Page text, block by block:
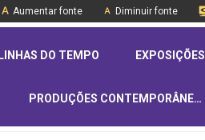
Aumentar fonte Diminuir fonte
LINHAS DO TEMPO EXPOSIÇÕES
PRODUÇÕES CONTEMPORÂNEAS